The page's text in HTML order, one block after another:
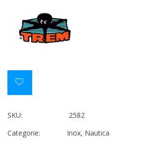
SKU:
2582
Categorie:
Inox, Nautica